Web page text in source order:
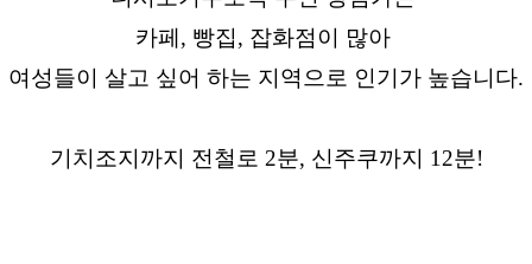
카페, 빵집, 잡화점이 많아
여성들이 살고 싶어 하는 지역으로 인기가 높습니다.
기치조지까지 전철로 2분, 신주쿠까지 12분!